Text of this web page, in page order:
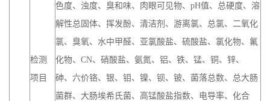
检测
项目
色度、浊度、臭和味、肉眼可见物、pH值、总硬度、溶
解性总固体、挥发酚、清洁剂、游离氯、总氯、二氧化
氯、臭氧、水中甲醛、亚氯酸盐、硫酸盐、氯化物、氟
化物、CN、硝酸盐、氨氮、铝、铁、锰、铜、锌、
砷、六价铬、银、钼、镍、钡、铍、菌落总数、总大肠
菌群、大肠埃希氏菌、高锰酸盐指数、电导率、化合